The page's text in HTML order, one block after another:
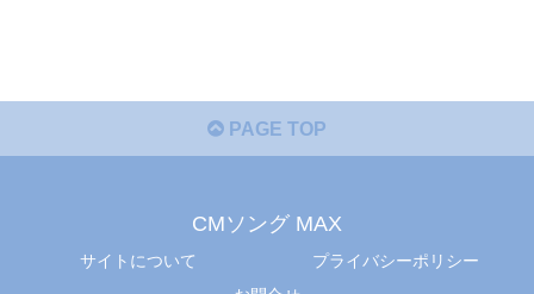
PAGE TOP
CMソング MAX
サイトについて
プライバシーポリシー